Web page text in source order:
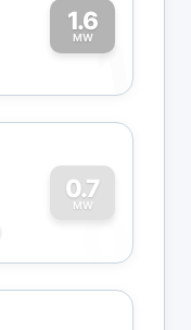
1.6
MW1
0.7
MW
0